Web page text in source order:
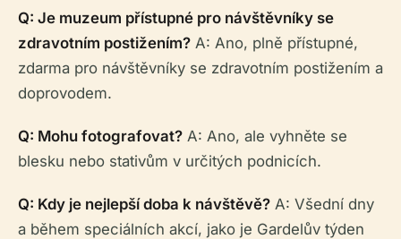
Q: Je muzeum přístupné pro návštěvníky se
zdravotním postižením? A: Ano, plně přístupné,
zdarma pro návštěvníky se zdravotním postižením a
doprovodem.
Q: Mohu fotografovat? A: Ano, ale vyhněte se
blesku nebo stativům v určitých podnicích.
Q: Kdy je nejlepší doba k návštěvě? A: Všední dny
a během speciálních akcí, jako je Gardelův týden